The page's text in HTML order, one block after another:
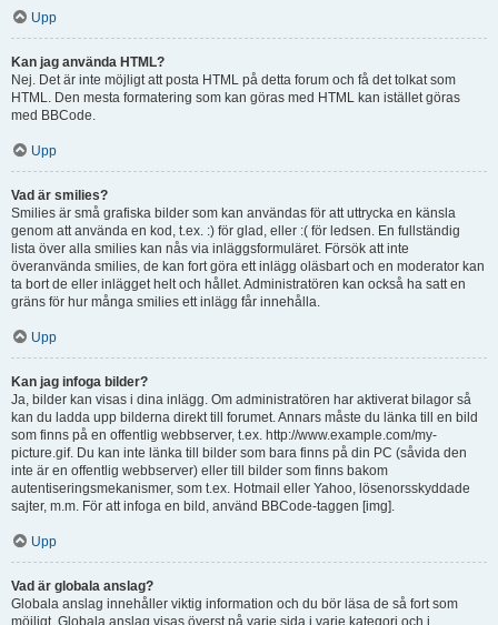
Upp
Kan jag använda HTML?
Nej. Det är inte möjligt att posta HTML på detta forum och få det tolkat som
HTML. Den mesta formatering som kan göras med HTML kan istället göras
med BBCode.
Upp
Vad är smilies?
Smilies är små grafiska bilder som kan användas för att uttrycka en känsla
genom att använda en kod, t.ex. :) för glad, eller :( för ledsen. En fullständig
lista över alla smilies kan nås via inläggsformuläret. Försök att inte
överanvända smilies, de kan fort göra ett inlägg oläsbart och en moderator kan
ta bort de eller inlägget helt och hållet. Administratören kan också ha satt en
gräns för hur många smilies ett inlägg får innehålla.
Upp
Kan jag infoga bilder?
Ja, bilder kan visas i dina inlägg. Om administratören har aktiverat bilagor så
kan du ladda upp bilderna direkt till forumet. Annars måste du länka till en bild
som finns på en offentlig webbserver, t.ex. http://www.example.com/my-
picture.gif. Du kan inte länka till bilder som bara finns på din PC (såvida den
inte är en offentlig webbserver) eller till bilder som finns bakom
autentiseringsmekanismer, som t.ex. Hotmail eller Yahoo, lösenorsskyddade
sajter, m.m. För att infoga en bild, använd BBCode-taggen [img].
Upp
Vad är globala anslag?
Globala anslag innehåller viktig information och du bör läsa de så fort som
möjligt. Globala anslag visas överst på varje sida i varje kategori och i